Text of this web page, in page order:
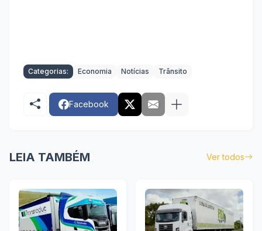
Categorias: Economia Notícias Trânsito
Facebook
LEIA TAMBÉM Ver todos